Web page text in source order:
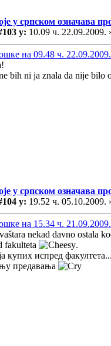
у српском означава
у: 10.09 ч. 22.09.2009.
на 09.48 ч. 22.09.2009.
bih ni ja znala da nije bilo
у српском означава
у: 19.52 ч. 05.10.2009.
на 15.34 ч. 21.09.2009.
nekad davno ostala
fakulteta
.
купих испред
предавања